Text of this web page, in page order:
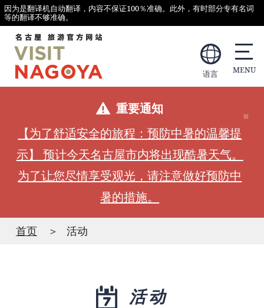
因为是翻译机自动翻译，内容不保证100％准确。此外，有时部分专有名词
等的翻译不够准确。
语言
重要通知
【为了舒适安全的旅程：预防中暑的温馨提
示】 预计今天名古屋市内将出现酷暑天气。
为了让您尽情享受观光，请注意做好预防中
暑的措施。
首页 活动
活动